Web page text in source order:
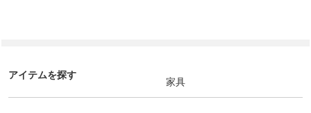
アイテムを探す
家具